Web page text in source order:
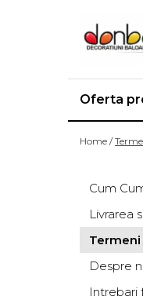
Oferta produse
Botez Gemeni
Baloane Latex
Baloane Personaje
Baloane Cifre & Litere
Cifre Baloane Folie
Trambulina
Oferta
Home /
Cum
Livrarea
Despre
Intrebari